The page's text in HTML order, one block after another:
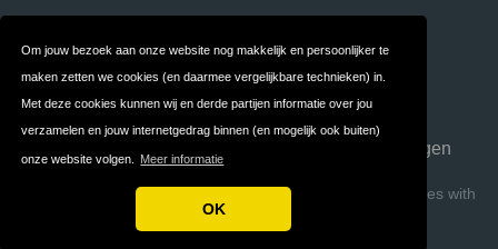
Om jouw bezoek aan onze website nog makkelijk en persoonlijker te
maken zetten we cookies (en daarmee vergelijkbare technieken) in.
Met deze cookies kunnen wij en derde partijen informatie over jou
verzamelen en jouw internetgedrag binnen (en mogelijk ook buiten)
onze website volgen. Meer informatie
OK
Privacy Algemene
Voorwaarden
Datingsites opzeggen
Copyright © 2026 Datingsites Vergelijken
Build review sites with
ReviewTycoon